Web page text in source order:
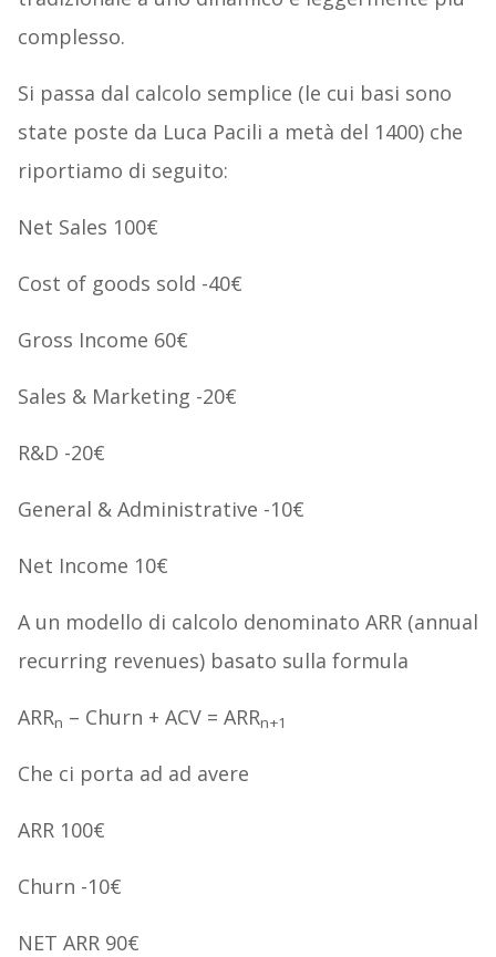
complesso.
Si passa dal calcolo semplice (le cui basi sono
state poste da Luca Pacili a metà del 1400) che
riportiamo di seguito:
Net Sales 100€
Cost of goods sold -40€
Gross Income 60€
Sales & Marketing -20€
R&D -20€
General & Administrative -10€
Net Income 10€
A un modello di calcolo denominato ARR (annual
recurring revenues) basato sulla formula
ARRn – Churn + ACV = ARRn+1
Che ci porta ad ad avere
ARR 100€
Churn -10€
NET ARR 90€